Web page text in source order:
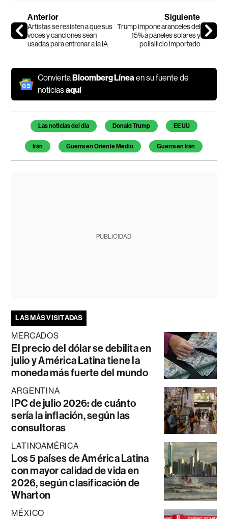
Anterior
Artistas se resisten a que sus
voces y canciones sean
usadas para entrenar a la IA
Siguiente
Trump impone aranceles del
15% a paneles solares y
polisilicio importado
ConviertaBloomberg Líneaen su fuente de
noticiasaquí
Temas de este artículo
Las noticias del día Donald Trump EE UU
Irán Guerra en Oriente Medio Guerra en Irán
PUBLICIDAD
LAS MÁS VISITADAS
MERCADOS
El precio del dólar se debilita en
julio y América Latina tiene la
moneda más fuerte del mundo
ARGENTINA
IPC de julio 2026: de cuánto
sería la inflación, según las
consultoras
LATINOAMÉRICA
Los 5 países de América Latina
con mayor calidad de vida en
2026, según clasificación de
Wharton
MÉXICO